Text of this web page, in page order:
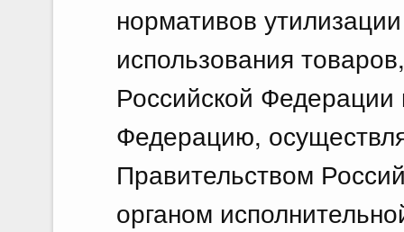
нормативов
использования
Российской
Федерацию,
Правительством
органом